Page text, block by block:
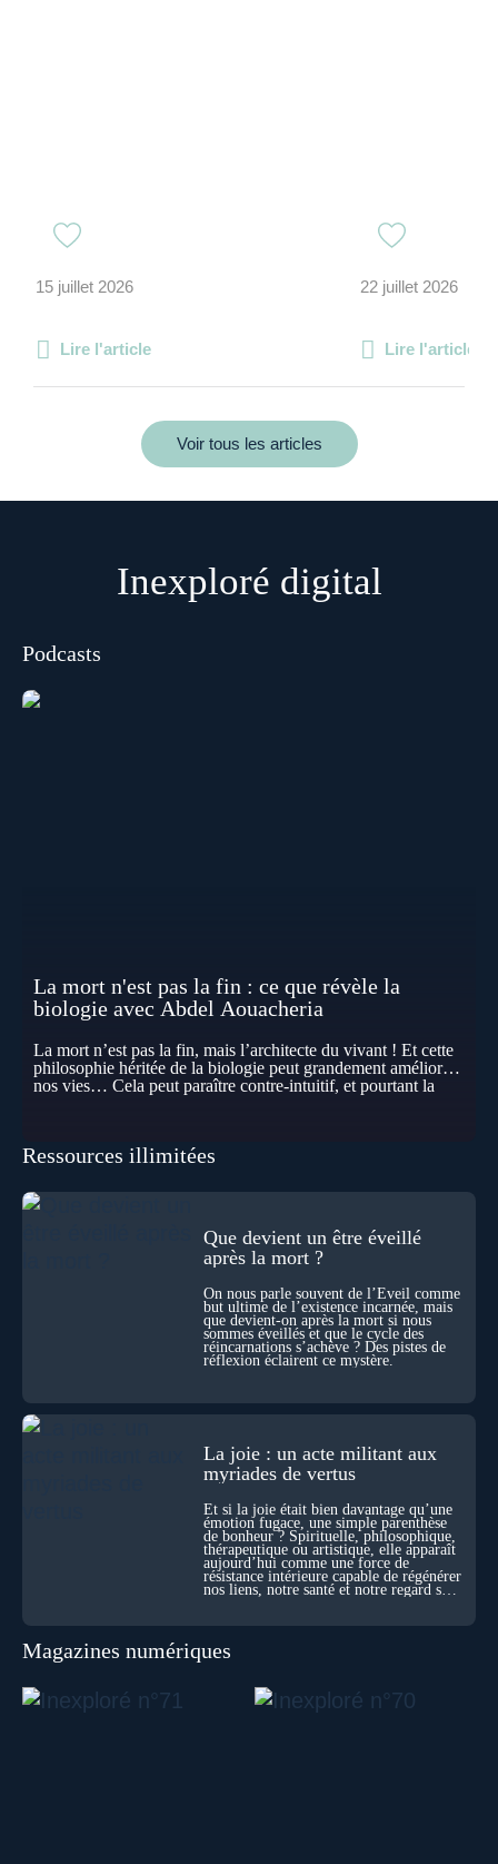
15 juillet 2026
Lire l'article
22 juillet 2026
Lire l'article
Voir tous les articles
Inexploré digital
Podcasts
La mort n'est pas la fin : ce que révèle la
biologie avec Abdel Aouacheria
La mort n’est pas la fin, mais l’architecte du vivant ! Et cette
philosophie héritée de la biologie peut grandement améliorer
nos vies… Cela peut paraître contre-intuitif, et pourtant la
se construisent grâce à des milliers de morts cellulaires
effacements nécessaires façonnent la vie elle-même. À toutes
les échelles, la mort apparaît moins comme une rupture que
comme une logique active du vivant. Alors, la biologie peut-
elle transformer notre manière de penser la mort ? Existe-t-il
des ponts avec nos intuitions métaphysiques sur le cycle de
biochimie et spécialiste de la mort cellulaire.
Ressources illimitées
Que devient un être éveillé
après la mort ?
On nous parle souvent de l’Éveil comme
but ultime de l’existence incarnée, mais
que devient-on après la mort si nous
sommes éveillés et que le cycle des
réincarnations s’achève ? Des pistes de
réflexion éclairent ce mystère.
La joie : un acte militant aux
myriades de vertus
Et si la joie était bien davantage qu’une
émotion fugace, une simple parenthèse
de bonheur ? Spirituelle, philosophique,
thérapeutique ou artistique, elle apparaît
aujourd’hui comme une force de
résistance intérieure capable de régénérer
nos liens, notre santé et notre regard sur
Magazines numériques